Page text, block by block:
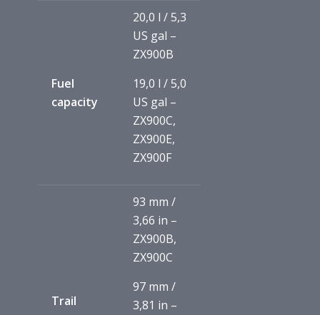
Fuel
capacity
20,0 l / 5,3
US gal –
ZX900B
19,0 l / 5,0
US gal –
ZX900C,
ZX900E,
ZX900F
Trail
93 mm /
3,66 in –
ZX900B,
ZX900C
97 mm /
3,81 in –